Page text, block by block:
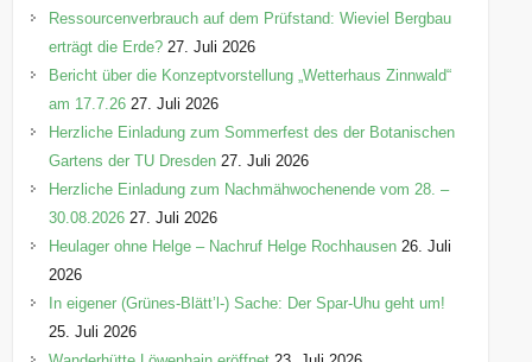
n
Ressourcenverbrauch auf dem Prüfstand: Wieviel Bergbau
erträgt die Erde? 27. Juli 2026
Bericht über die Konzeptvorstellung „Wetterhaus Zinnwald“
am 17.7.26 27. Juli 2026
Herzliche Einladung zum Sommerfest des der Botanischen
Gartens der TU Dresden 27. Juli 2026
Herzliche Einladung zum Nachmähwochenende vom 28. –
30.08.2026 27. Juli 2026
Heulager ohne Helge – Nachruf Helge Rochhausen 26. Juli
2026
In eigener (Grünes-Blätt’l-) Sache: Der Spar-Uhu geht um!
25. Juli 2026